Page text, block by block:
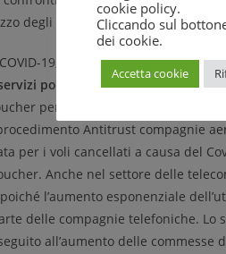
degli strumenti finanziari
19, ha generato molte
postali e sulle frodi bancarie.
per offrire al consumatore la
Antitrust compagnie
per i voli cancellati a causa del
Anche nel settore delle
l’aumento esponenziale
delle compagnie telefoniche. Lo
all’aumento delle commesse
cookie policy.
Cliccando sul
dei cookie.
Accetta cookie